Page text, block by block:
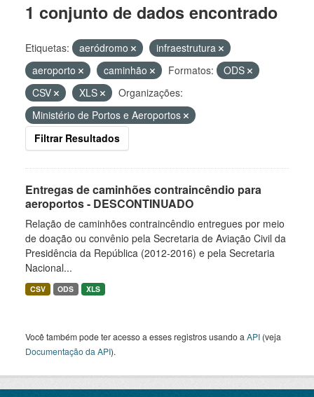
1 conjunto de dados encontrado
Etiquetas: aeródromo
infraestrutura
aeroporto
caminhão Formatos:
ODS
CSV
XLS
Organizações:
Ministério de Portos e Aeroportos
Filtrar Resultados
Entregas de caminhões contraincêndio para
aeroportos - DESCONTINUADO
Relação de caminhões contraincêndio entregues por meio
de doação ou convênio pela Secretaria de Aviação Civil da
Presidência da República (2012-2016) e pela Secretaria
Nacional...
CSV ODS XLS
Você também pode ter acesso a esses registros usando a API (veja
Documentação da API).